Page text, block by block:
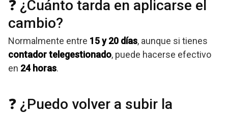
❓ ¿Cuánto tarda en aplicarse el
cambio?
Normalmente entre 15 y 20 días, aunque si tienes
contador telegestionado, puede hacerse efectivo
en 24 horas.
❓ ¿Puedo volver a subir la